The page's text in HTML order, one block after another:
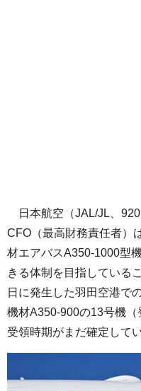
日本航空（JAL/JL、
CFO（最高財務責任者）
材エアバスA350-1000型
きる体制を目指している
日に発生した羽田空港で
機材A350-900の13号機（
受領時期がまだ確定して